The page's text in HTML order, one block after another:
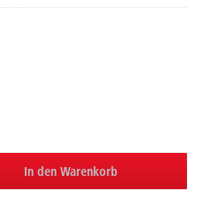
In den Warenkorb